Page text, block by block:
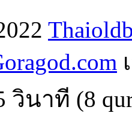
วินาที (8